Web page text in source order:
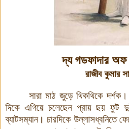
দ্য গডফাদার অফ
রাজীব কুমার
সারা মাঠ জুড়ে থিকথিকে
দিকে এগিয়ে চলেছেন প্রায় ছয় ফুট
ব্যাটসম্যান। চারদিকে উল্লাসধ্বনিতে